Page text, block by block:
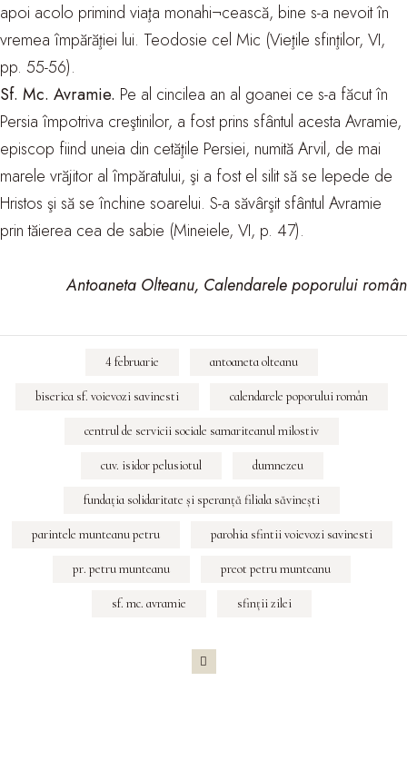
apoi acolo primind viaţa monahi¬cească, bine s-a nevoit în
vremea împărăţiei lui. Teodosie cel Mic (Vieţile sfinţilor, VI,
pp. 55-56).
Sf. Mc. Avramie. Pe al cincilea an al goanei ce s-a făcut în
Persia împotriva creştinilor, a fost prins sfântul acesta Avramie,
episcop fiind uneia din cetăţile Persiei, numită Arvil, de mai
marele vrăjitor al împăratului, şi a fost el silit să se lepede de
Hristos şi să se închine soarelui. S-a săvârşit sfântul Avramie
prin tăierea cea de sabie (Mineiele, VI, p. 47).
Antoaneta Olteanu, Calendarele poporului român
4 februarie antoaneta olteanu
biserica sf. voievozi savinesti calendarele poporului român
centrul de servicii sociale samariteanul milostiv
cuv. isidor pelusiotul dumnezeu
fundaţia solidaritate şi speranţă filiala săvineşti
parintele munteanu petru parohia sfintii voievozi savinesti
pr. petru munteanu preot petru munteanu
sf. mc. avramie sfinţii zilei